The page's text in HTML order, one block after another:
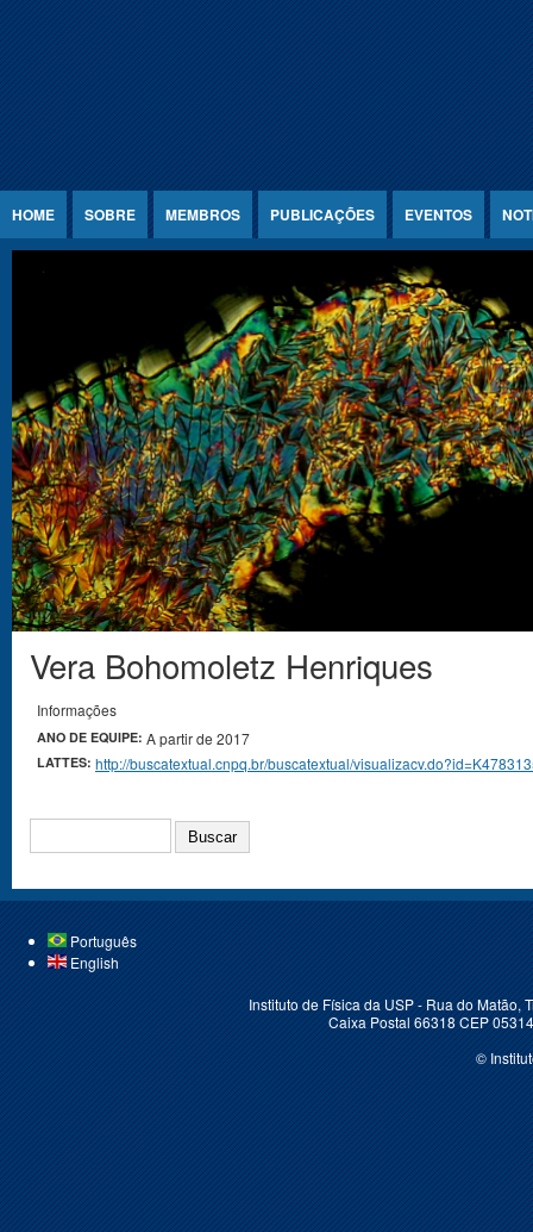
HOME SOBRE MEMBROS PUBLICAÇÕES EVENTOS
Você está aqui
Vera Bohomoletz Henriques
Informações
ANO DE EQUIPE: A partir de 2017
LATTES: http://buscatextual.cnpq.br/buscatextual/
Português
English
Instituto de Física da USP - Rua do
Caixa Postal 66318 CEP
©